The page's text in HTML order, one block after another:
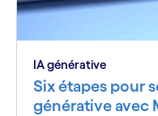
IA générative
Six étapes pour
générative avec